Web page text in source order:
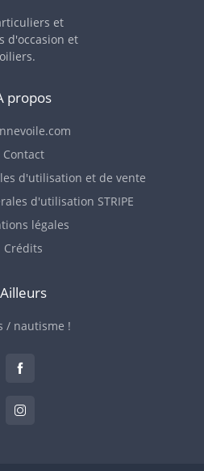
et
d'occasion et
propos
Contact
d'utilisation et de vente
d'utilisation STRIPE
légales
Crédits
Ailleurs
/ nautisme !